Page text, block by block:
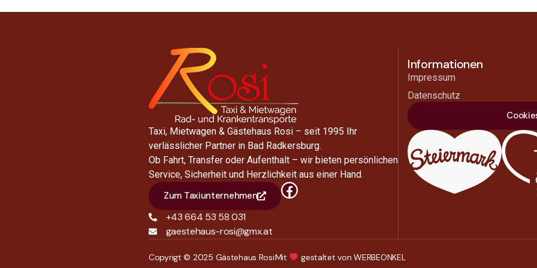
Taxi, Mietwagen & Gästehaus Rosi – seit 1995 Ihr
verlässlicher Partner in Bad Radkersburg.
Ob Fahrt, Transfer oder Aufenthalt – wir bieten persönlichen
Service, Sicherheit und Herzlichkeit aus einer Hand.
Zum Taxiunternehmen
+43 664 53 58 031
gaestehaus-rosi@gmx.at
Informationen
Impressum
Datenschutz
Copyrigt © 2025 Gästehaus RosiMit gestaltet von WERBEONKEL